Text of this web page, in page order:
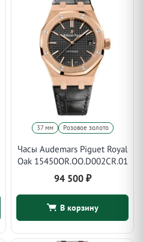
37 мм Розовое золото
Часы Audemars Piguet Royal
Oak 15450OR.OO.D002CR.01
94 500 ₽
В корзину